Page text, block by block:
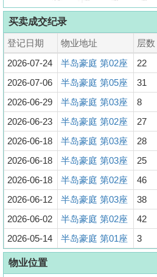
买卖成交纪录
登记日期 物业地址 层数
2026-07-24
半岛豪庭 第02座 22
2026-07-06
半岛豪庭 第05座 31
2026-06-29
半岛豪庭 第03座 8
2026-06-23
半岛豪庭 第02座 27
2026-06-18
半岛豪庭 第03座 28
2026-06-18
半岛豪庭 第03座 25
2026-06-18
半岛豪庭 第02座 46
2026-06-12
半岛豪庭 第03座 38
2026-06-02
半岛豪庭 第02座 42
2026-05-14
半岛豪庭 第01座 3
物业位置